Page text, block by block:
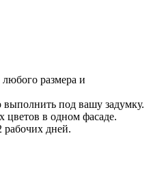
размера и
под вашу задумку.
цветов в одном фасаде.
рабочих дней.